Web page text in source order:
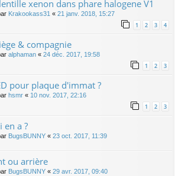
xenon dans phare halogene V1
Krakookass31 « 21 janv. 2018, 15:27
1 2 3 4
& compagnie
alphaman « 24 déc. 2017, 19:58
1 2 3
pour plaque d'immat ?
hsmr « 10 nov. 2017, 22:16
1 2 3
en a ?
BugsBUNNY « 23 oct. 2017, 11:39
ou arrière
BugsBUNNY « 29 avr. 2017, 09:40